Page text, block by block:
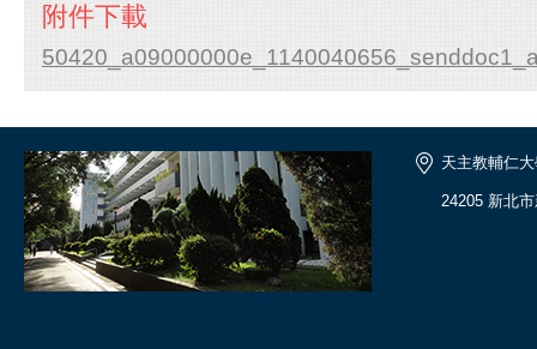
附件下載
天主教輔仁
24205 新北